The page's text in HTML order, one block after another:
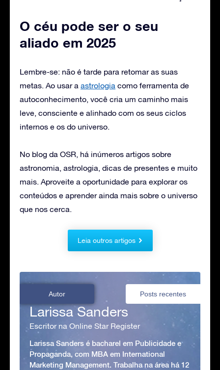
O céu pode ser o seu
aliado em 2025
Lembre-se: não é tarde para retomar as suas
metas. Ao usar a astrologia como ferramenta de
autoconhecimento, você cria um caminho mais
leve, consciente e alinhado com os seus ciclos
internos e os do universo.
No blog da OSR, há inúmeros artigos sobre
astronomia, astrologia, dicas de presentes e muito
mais. Aproveite a oportunidade para explorar os
conteúdos e aprender ainda mais sobre o universo
que nos cerca.
Leia outros artigos
Autor Posts recentes
Larissa Sanders
Escritor na Online Star Register
Larissa Sanders é bacharel em Publicidade e
Propaganda, com MBA em International
Marketing Management. Trabalha na área há 12